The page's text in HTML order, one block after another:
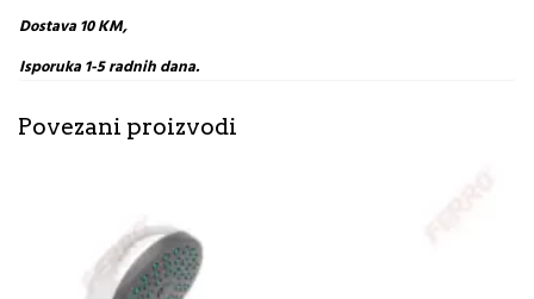
Dostava 10 KM,
Isporuka 1-5 radnih dana.
Povezani proizvodi